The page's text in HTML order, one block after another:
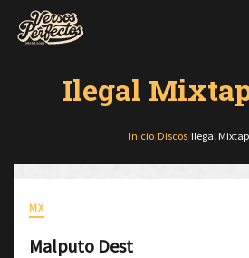
Ilegal
Inicio/ Discos/ Ilegal
MX
Malputo Dest